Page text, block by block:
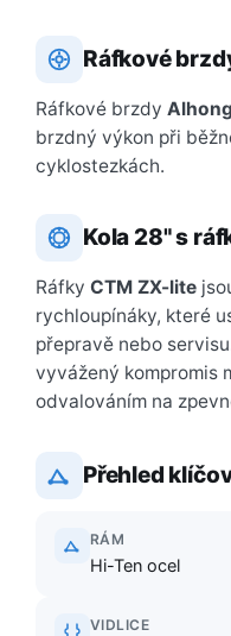
Ráfkové
Ráfkové brzdy
brzdný výkon při
cyklostezkách.
Kola 28" s
Ráfky CTM ZX-lite
rychloupínáky, které
přepravě nebo
vyvážený kompromis
odvalováním na
Přehled
RÁM
Hi-Ten ocel
VIDLICE